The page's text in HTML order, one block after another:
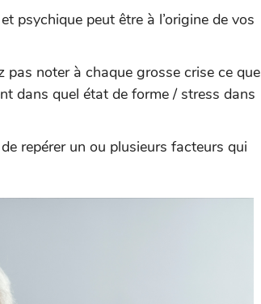
psychique peut être à l’origine de vos
pas noter à chaque grosse crise ce que
dans quel état de forme / stress dans
repérer un ou plusieurs facteurs qui